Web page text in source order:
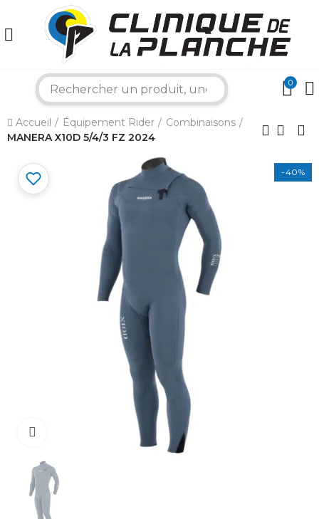
0
Accueil Équipement Rider
Combinaisons
MANERA X10D 5/4/3 FZ 2024
-40%
Cliquez pour agrandir
Bonjour ! Je suis votre expert nautique.
Comment puis-je vous aider aujourd'hui ?